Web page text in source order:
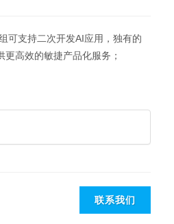
可支持二次开发AI应用，独有的
高效的敏捷产品化服务；
联系我们